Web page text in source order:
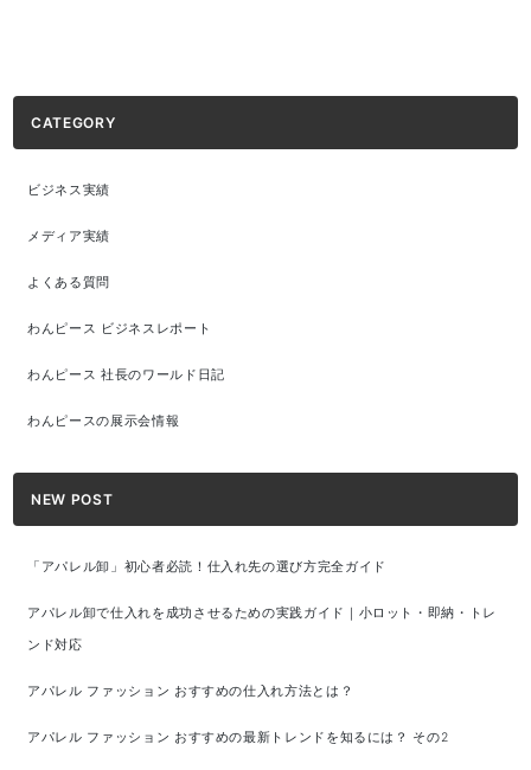
CATEGORY
ビジネス実績
メディア実績
よくある質問
わんピース ビジネスレポート
わんピース 社長のワールド日記
わんピースの展示会情報
NEW POST
「アパレル卸」初心者必読！仕入れ先の選び方完全ガイド
アパレル卸で仕入れを成功させるための実践ガイド｜小ロット・即納・トレ
ンド対応
アパレル ファッション おすすめの仕入れ方法とは？
アパレル ファッション おすすめの最新トレンドを知るには？ その2